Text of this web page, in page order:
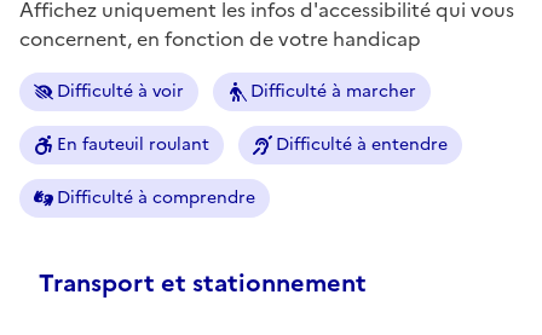
Affichez uniquement les infos d'accessibilité qui vous
concernent, en fonction de votre handicap
Difficulté à voir Difficulté à marcher
En fauteuil roulant Difficulté à entendre
Difficulté à comprendre
Transport et stationnement